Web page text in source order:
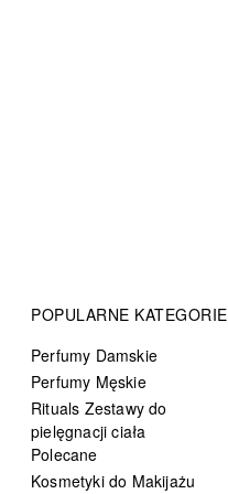
POPULARNE KATEGORIE
Perfumy Damskie
Perfumy Męskie
Rituals Zestawy do
pielęgnacji ciała
Polecane
Kosmetyki do Makijażu